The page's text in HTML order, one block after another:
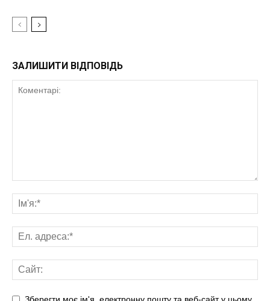
ЗАЛИШИТИ ВІДПОВІДЬ
Зберегти моє ім'я, електронну пошту та веб-сайт у цьому